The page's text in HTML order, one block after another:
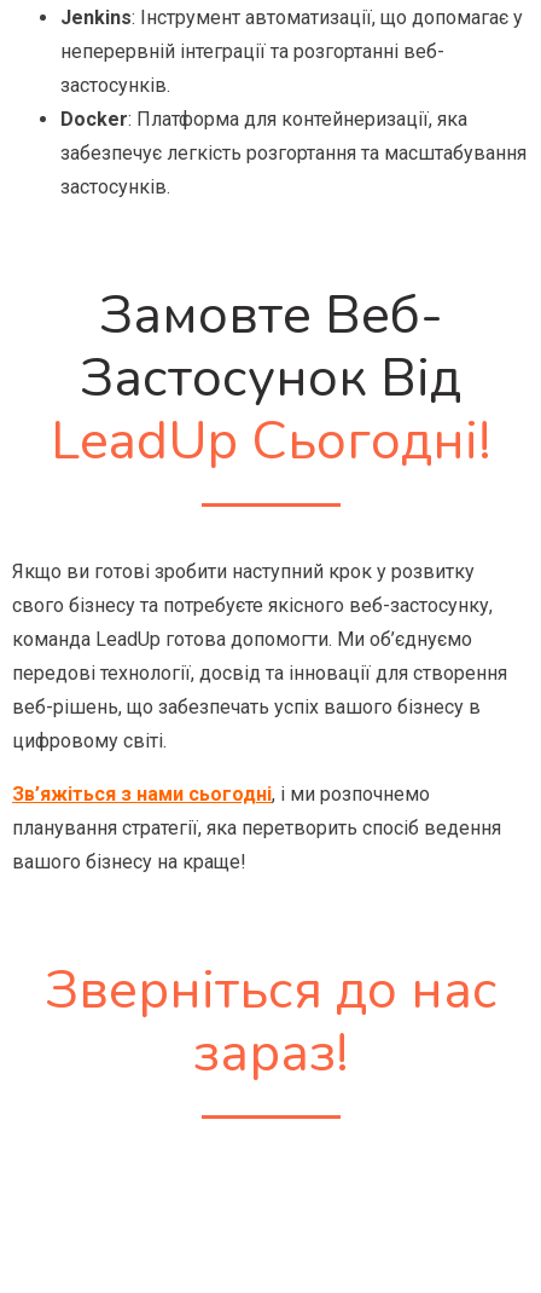
Jenkins: Інструмент автоматизації, що допомагає у
неперервній інтеграції та розгортанні веб-
застосунків.
Docker: Платформа для контейнеризації, яка
забезпечує легкість розгортання та масштабування
застосунків.
Замовте Веб-
Застосунок Від
LeadUp Сьогодні!
Якщо ви готові зробити наступний крок у розвитку
свого бізнесу та потребуєте якісного веб-застосунку,
команда LeadUp готова допомогти. Ми об’єднуємо
передові технології, досвід та інновації для створення
веб-рішень, що забезпечать успіх вашого бізнесу в
цифровому світі.
Зв’яжіться з нами сьогодні, і ми розпочнемо
планування стратегії, яка перетворить спосіб ведення
вашого бізнесу на краще!
Зверніться до нас
зараз!